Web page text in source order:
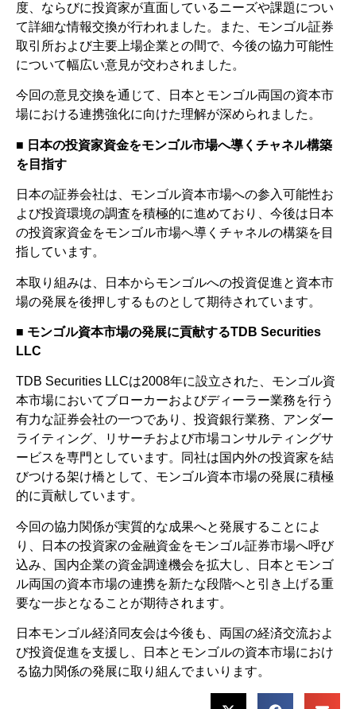
度、ならびに投資家が直面しているニーズや課題につい
て詳細な情報交換が行われました。また、モンゴル証券
取引所および主要上場企業との間で、今後の協力可能性
について幅広い意見が交わされました。
今回の意見交換を通じて、日本とモンゴル両国の資本市
場における連携強化に向けた理解が深められました。
■ 日本の投資家資金をモンゴル市場へ導くチャネル構築
を目指す
日本の証券会社は、モンゴル資本市場への参入可能性お
よび投資環境の調査を積極的に進めており、今後は日本
の投資家資金をモンゴル市場へ導くチャネルの構築を目
指しています。
本取り組みは、日本からモンゴルへの投資促進と資本市
場の発展を後押しするものとして期待されています。
■ モンゴル資本市場の発展に貢献するTDB Securities
LLC
TDB Securities LLCは2008年に設立された、モンゴル資
本市場においてブローカーおよびディーラー業務を行う
有力な証券会社の一つであり、投資銀行業務、アンダー
ライティング、リサーチおよび市場コンサルティングサ
ービスを専門としています。同社は国内外の投資家を結
びつける架け橋として、モンゴル資本市場の発展に積極
的に貢献しています。
今回の協力関係が実質的な成果へと発展することによ
り、日本の投資家の金融資金をモンゴル証券市場へ呼び
込み、国内企業の資金調達機会を拡大し、日本とモンゴ
ル両国の資本市場の連携を新たな段階へと引き上げる重
要な一歩となることが期待されます。
日本モンゴル経済同友会は今後も、両国の経済交流およ
び投資促進を支援し、日本とモンゴルの資本市場におけ
る協力関係の発展に取り組んでまいります。